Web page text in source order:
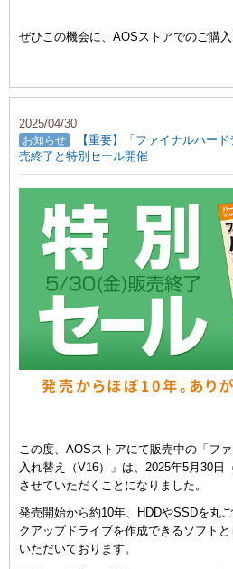
ぜひこの機会に、AOSストアでのご購入
2025/04/30
お知らせ
【重要】「ファイナルハー
売終了と特別セール開催
この度、AOSストアにて販売中の「フ
入れ替え（V16）」は、2025年5月30日
させていただくことになりました。
発売開始から約10年、HDDやSSDを丸
クアップドライブを作成できるソフト
いただいております。